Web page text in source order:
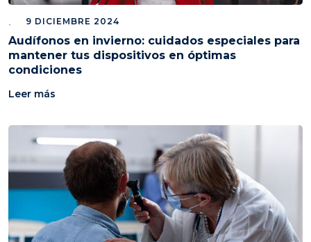
9 DICIEMBRE 2024
Audífonos en invierno: cuidados especiales para
mantener tus dispositivos en óptimas
condiciones
Leer más